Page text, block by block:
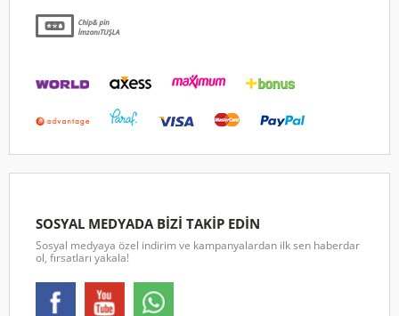
SOSYAL MEDYADA BİZİ TAKİP EDİN
Sosyal medyaya özel indirim ve kampanyalardan ilk sen haberdar
ol, fırsatları yakala!